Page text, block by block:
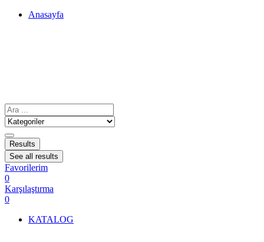
Anasayfa
Results
See all results
Favorilerim
0
Karşılaştırma
0
KATALOG